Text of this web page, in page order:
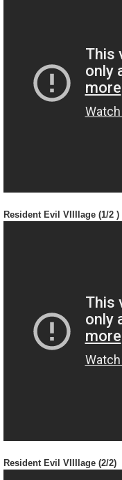
Resident Evil VIIIlage (1/2 )
Resident Evil VIIIlage (2/2)